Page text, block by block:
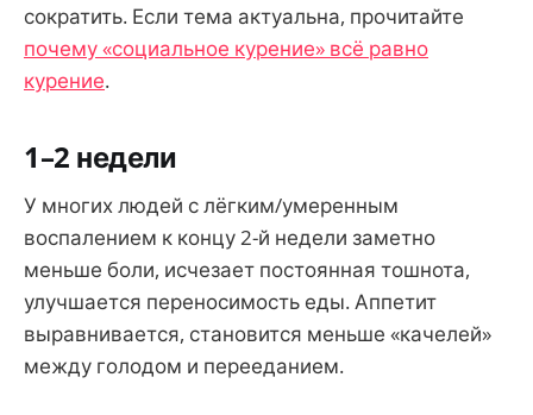
сократить. Если тема актуальна, прочитайте
почему «социальное курение» всё равно
курение.
1–2 недели
У многих людей с лёгким/умеренным
воспалением к концу 2-й недели заметно
меньше боли, исчезает постоянная тошнота,
улучшается переносимость еды. Аппетит
выравнивается, становится меньше «качелей»
между голодом и перееданием.